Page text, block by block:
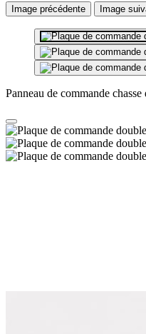
Image précédente Image
Panneau de commande